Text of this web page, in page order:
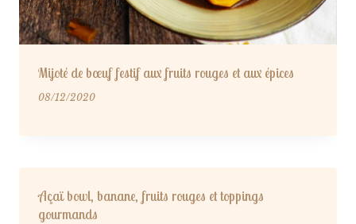
Mijoté de bœuf festif aux fruits rouges et aux épices
08/12/2020
Açaï bowl, banane, fruits rouges et toppings
gourmands